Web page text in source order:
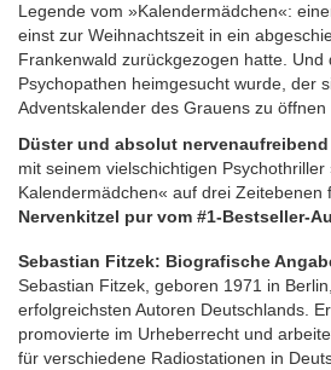
Legende vom »Kalendermädchen«:
einst zur Weihnachtszeit in ein
Frankenwald zurückgezogen hatte. Und
Psychopathen heimgesucht wurde, der
Adventskalender des Grauens zu öffnen
Düster und absolut nervenaufreibend
mit seinem vielschichtigen Psychothriller
Kalendermädchen« auf drei Zeitebenen
Nervenkitzel pur vom #1-Bestseller-
Sebastian Fitzek: Biografische
Sebastian Fitzek, geboren 1971 in
erfolgreichsten Autoren Deutschlands.
promovierte im Urheberrecht und
für verschiedene Radiostationen in